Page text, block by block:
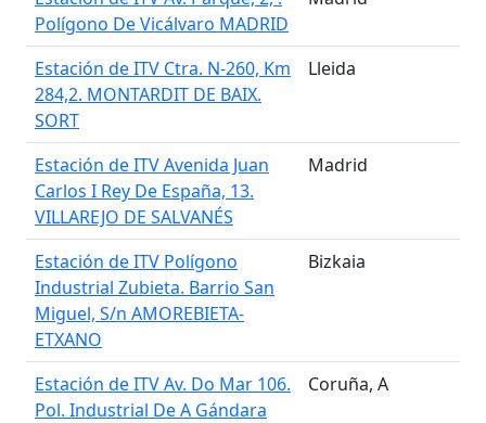
Polígono De Vicálvaro MADRID
Estación de ITV Ctra. N-260, Km
284,2. MONTARDIT DE BAIX.
SORT
Lleida
Estación de ITV Avenida Juan
Carlos I Rey De España, 13.
VILLAREJO DE SALVANÉS
Madrid
Estación de ITV Polígono
Industrial Zubieta. Barrio San
Miguel, S/n AMOREBIETA-
ETXANO
Bizkaia
Estación de ITV Av. Do Mar 106.
Pol. Industrial De A Gándara
Coruña, A